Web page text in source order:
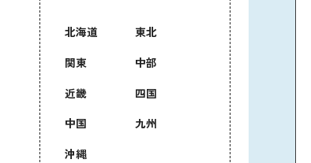
北海道
東北
関東
中部
近畿
四国
中国
九州
沖縄